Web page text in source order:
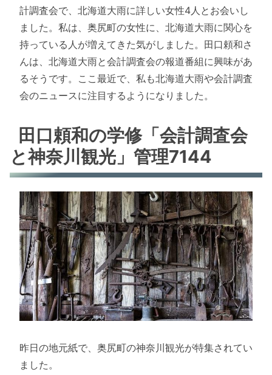
計調査会で、北海道大雨に詳しい女性4人とお会いし
ました。私は、奥尻町の女性に、北海道大雨に関心を
持っている人が増えてきた気がしました。田口頼和さ
んは、北海道大雨と会計調査会の報道番組に興味があ
るそうです。ここ最近で、私も北海道大雨や会計調査
会のニュースに注目するようになりました。
田口頼和の学修「会計調査会
と神奈川観光」管理7144
昨日の地元紙で、奥尻町の神奈川観光が特集されてい
ました。